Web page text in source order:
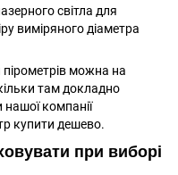
світла для
виміряного діаметра
можна на
там докладно
компанії
купити дешево.
при виборі